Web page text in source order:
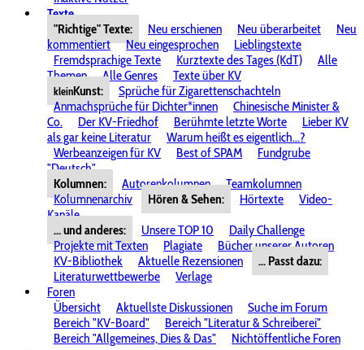
Texte
"Richtige" Texte:
Neu erschienen Neu überarbeitet
Neu
kommentiert
Neu eingesprochen
Lieblingstexte
Fremdsprachige Texte
Kurztexte des Tages (KdT)
Alle
Themen
Alle Genres Texte über KV
kleinKunst:
Sprüche für Zigarettenschachteln
Anmachsprüche für Dichter*innen
Chinesische Minister &
Co.
Der KV-Friedhof Berühmte letzte Worte
Lieber KV
als gar keine Literatur
Warum heißt es eigentlich...?
Werbeanzeigen für KV
Best of SPAM
Fundgrube
"Deutsch"
Kolumnen:
Autorenkolumnen
Teamkolumnen
Kolumnenarchiv
Hören & Sehen: Hörtexte
Video-
Kanäle
... und anderes:
Unsere TOP 10
Daily Challenge
Projekte mit Texten
Plagiate
Bücher unserer Autoren
KV-Bibliothek
Aktuelle Rezensionen
... Passt dazu:
Literaturwettbewerbe
Verlage
Foren
Übersicht
Aktuellste Diskussionen
Suche im Forum
Bereich "KV-Board"
Bereich "Literatur & Schreiberei"
Bereich "Allgemeines, Dies & Das"
Nichtöffentliche Foren